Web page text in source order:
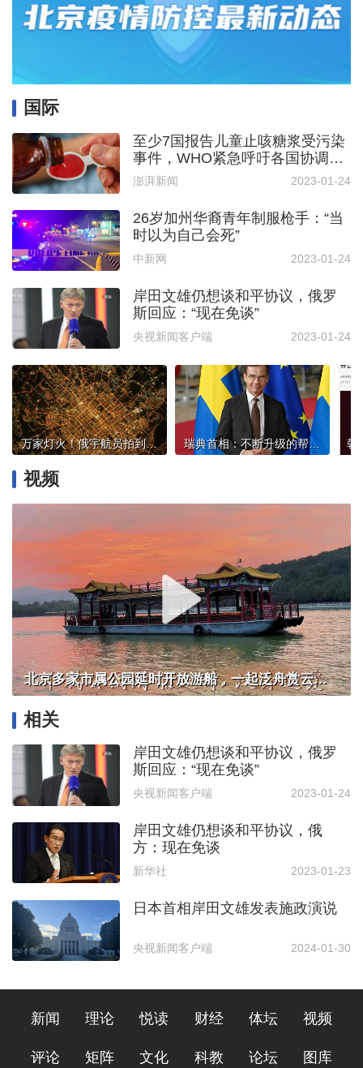
国际
至少7国报告儿童止咳糖浆受污染
事件，WHO紧急呼吁各国协调行
动
澎湃新闻 2023-01-24
26岁加州华裔青年制服枪手：“当
时以为自己会死”
中新网 2023-01-24
岸田文雄仍想谈和平协议，俄罗
斯回应：“现在免谈”
央视新闻客户端 2023-01-24
万家灯火！俄宇航员拍到中国除夕夜 瑞典首相：不断升级的帮派暴力事件无异于“国内恐怖主义”
视频
北京多家市属公园延时开放游船，一起泛舟赏云霞！
相关
岸田文雄仍想谈和平协议，俄罗
斯回应：“现在免谈”
央视新闻客户端 2023-01-24
岸田文雄仍想谈和平协议，俄
方：现在免谈
新华社 2023-01-23
日本首相岸田文雄发表施政演说
央视新闻客户端 2024-01-30
新闻 理论 悦读 财经 体坛 视频
评论 矩阵 文化 科教 论坛 图库